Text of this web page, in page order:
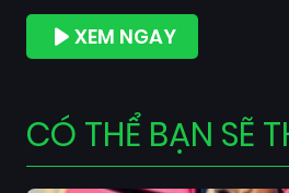
XEM NGAY
CÓ THỂ BẠN SẼ